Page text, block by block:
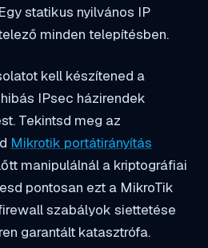
statikus nyilvános IP
minden telepítésben.
kell készítened a
IPsec házirendek
Tekintsd meg az
Mikrotik portátirányítás
manipulálnál a kriptográfiai
pontosan ezt a MikroTik
szabályok siettetése
garantált katasztrófa.